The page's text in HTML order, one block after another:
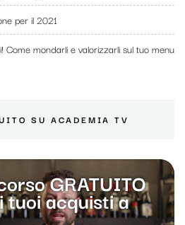
per il 2021
Come mondarli e valorizzarli sul tuo menu
SU ACADEMIA TV
GRATUITO
tuoi acquisti a